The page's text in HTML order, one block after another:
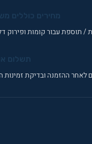
/ תוספת עבור קומות ופירוק
ההזמנה ובדיקת זמינות